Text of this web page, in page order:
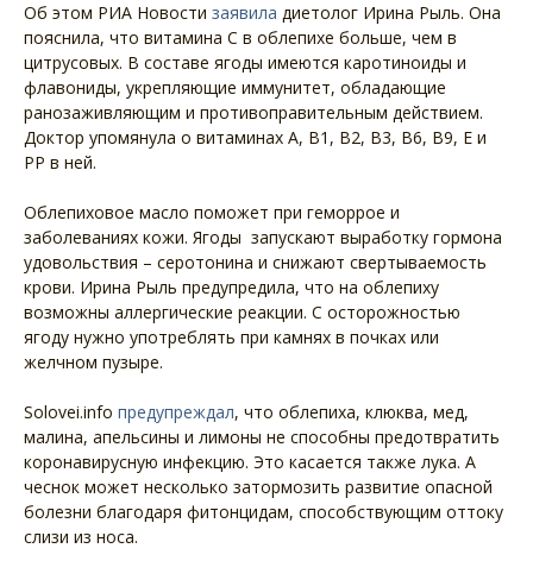
Об этом РИА Новости заявила диетолог Ирина Рыль. Она
пояснила, что витамина С в облепихе больше, чем в
цитрусовых. В составе ягоды имеются каротиноиды и
флавониды, укрепляющие иммунитет, обладающие
ранозаживляющим и противоправительным действием.
Доктор упомянула о витаминах А, В1, В2, В3, В6, В9, Е и
РР в ней.
Облепиховое масло поможет при геморрое и
заболеваниях кожи. Ягоды запускают выработку гормона
удовольствия – серотонина и снижают свертываемость
крови. Ирина Рыль предупредила, что на облепиху
возможны аллергические реакции. С осторожностью
ягоду нужно употреблять при камнях в почках или
желчном пузыре.
Solovei.info предупреждал, что облепиха, клюква, мед,
малина, апельсины и лимоны не способны предотвратить
коронавирусную инфекцию. Это касается также лука. А
чеснок может несколько затормозить развитие опасной
болезни благодаря фитонцидам, способствующим оттоку
слизи из носа.